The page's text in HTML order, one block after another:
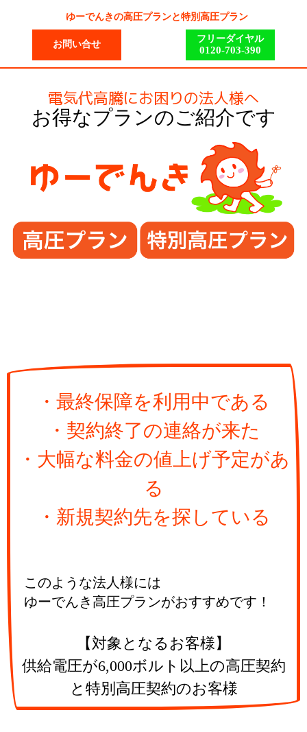
ゆーでんきの高圧プランと特別高圧プラン
お問い合せ
フリーダイヤル
0120-703-390
電気代高騰にお困りの法人様へ
お得なプランのご紹介です
・最終保障を利用中である
・契約終了の連絡が来た
・大幅な料金の値上げ予定があ
る
・新規契約先を探している
このような法人様には
ゆーでんき高圧プランがおすすめです！
【対象となるお客様】
供給電圧が6,000ボルト以上の高圧契約
と特別高圧契約のお客様